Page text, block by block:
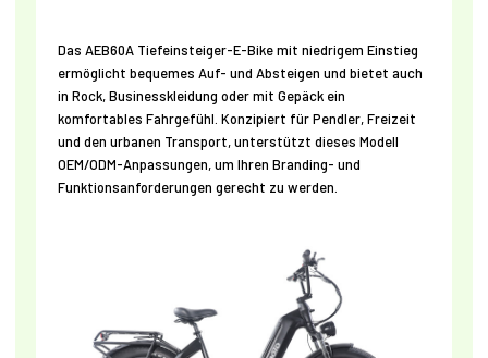
Das AEB60A Tiefeinsteiger-E-Bike mit niedrigem Einstieg
ermöglicht bequemes Auf- und Absteigen und bietet auch
in Rock, Businesskleidung oder mit Gepäck ein
komfortables Fahrgefühl. Konzipiert für Pendler, Freizeit
und den urbanen Transport, unterstützt dieses Modell
OEM/ODM-Anpassungen, um Ihren Branding- und
Funktionsanforderungen gerecht zu werden.